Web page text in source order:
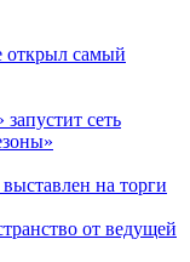
открыл самый
сеть
на торги
от ведущей